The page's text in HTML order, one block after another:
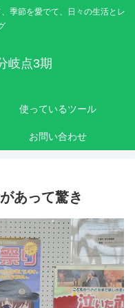
季節を愛でて、日々の生活とレ
岐点3期
使っているツール
お問い合わせ
あって驚き